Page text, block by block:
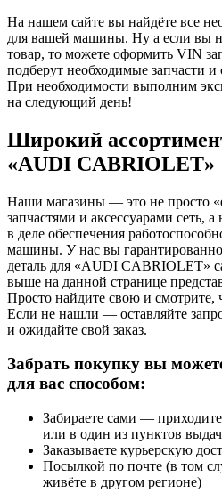
На нашем сайте вы найдёте все
для вашей машины. Ну а если вы
товар, то можете оформить VIN
подберут необходимые запчасти и
При необходимости выполним
на следующий день!
Широкий
«AUDI CABRIOLET»
Наши магазины — это не просто
запчастями и аксессуарами сеть,
в деле обеспечения
машины. У нас вы
деталь для «AUDI CABRIOLET»
выше на данной странице
Просто найдите свою и смотрите,
Если не нашли — оставляйте
и ожидайте свой заказ.
Забрать покупку вы
для вас способом:
Забираете сами —
или в один из пунктов
Заказываете курьерскую
Посылкой по почте (в том
живёте в другом регионе)